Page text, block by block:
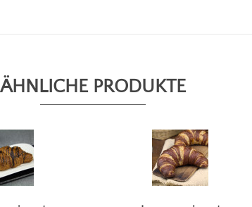
ÄHNLICHE PRODUKTE